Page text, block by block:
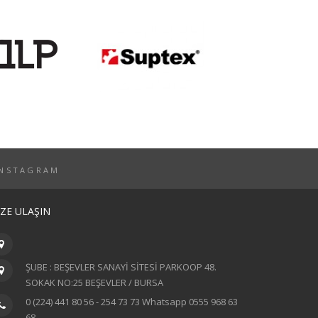
ULAŞIN
ŞUBE : BEŞEVLER SANAYİ SİTESİ PARKOOP 48.
SOKAK NO:25 BEŞEVLER / BURSA
0 (224) 441 80 56 - 254 73 73 Whatsapp 0555 968 63